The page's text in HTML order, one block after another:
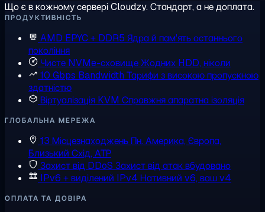
Що є в кожному сервері Cloudzy. Стандарт, а не доплата.
ПРОДУКТИВНІСТЬ
AMD EPYC + DDR5 Ядра й пам'ять останнього
покоління
Чисте NVMe-сховищеЖодних HDD, ніколи
10 Gbps Bandwidth Тарифи з високою пропускною
здатністю
Віртуалізація KVM Справжня апаратна ізоляція
ГЛОБАЛЬНА МЕРЕЖА
13 Місцезнаходжень Пн. Америка, Європа,
Близький Схід, АТР
Захист від DDoS Захист від атак вбудовано
IPv6 + виділений IPv4 Нативний v6, ваш v4
ОПЛАТА ТА ДОВІРА